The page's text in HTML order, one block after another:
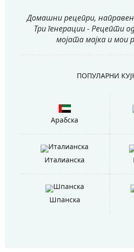
Домашни рецепри,
Три генерации - Рецепти
мојата мајка и мои
ПОПУЛАРНИ
Арабска
Италианска
Шпанска